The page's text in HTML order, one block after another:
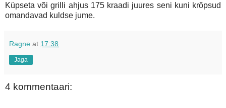
Küpseta või grilli ahjus 175 kraadi juures seni kuni krõpsud
omandavad kuldse jume.
Ragne at 17:38
Jaga
4 kommentaari: